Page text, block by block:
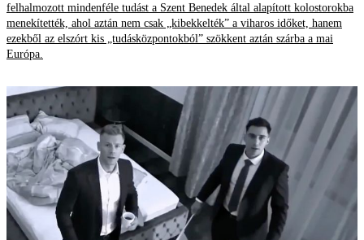
felhalmozott mindenféle tudást a Szent Benedek által alapított kolostorokba
menekítették, ahol aztán nem csak „kibekkelték” a viharos időket, hanem
ezekből az elszórt kis „tudásközpontokból” szökkent aztán szárba a mai
Európa.